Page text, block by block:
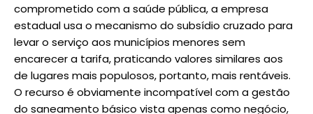
comprometido com a saúde pública, a empresa
estadual usa o mecanismo do subsídio cruzado para
levar o serviço aos municípios menores sem
encarecer a tarifa, praticando valores similares aos
de lugares mais populosos, portanto, mais rentáveis.
O recurso é obviamente incompatível com a gestão
do saneamento básico vista apenas como negócio,